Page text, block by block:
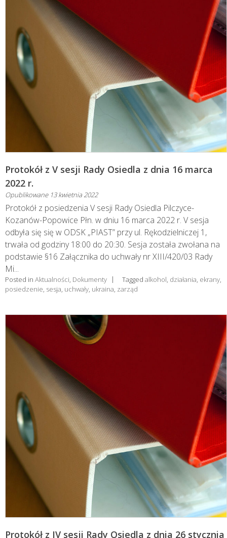
Protokół z V sesji Rady Osiedla z dnia 16 marca
2022 r.
Opublikowane 13 kwietnia 2022
Protokół z posiedzenia V sesji Rady Osiedla Pilczyce-
Kozanów-Popowice Płn. w dniu 16 marca 2022 r. V sesja
odbyła się się w ODSK „PIAST” przy ul. Rękodzielniczej 1,
trwała od godziny 18:00 do 20:30. Sesja została zwołana na
podstawie §16 Załącznika do uchwały nr XIII/420/03 Rady
Mi...
Posted in Aktualności, Dokumenty Tagged alkohol, działania, ekrany,
posiedzenie, sesja, uchwały, ukraina, zarząd
Protokół z IV sesji Rady Osiedla z dnia 26 stycznia